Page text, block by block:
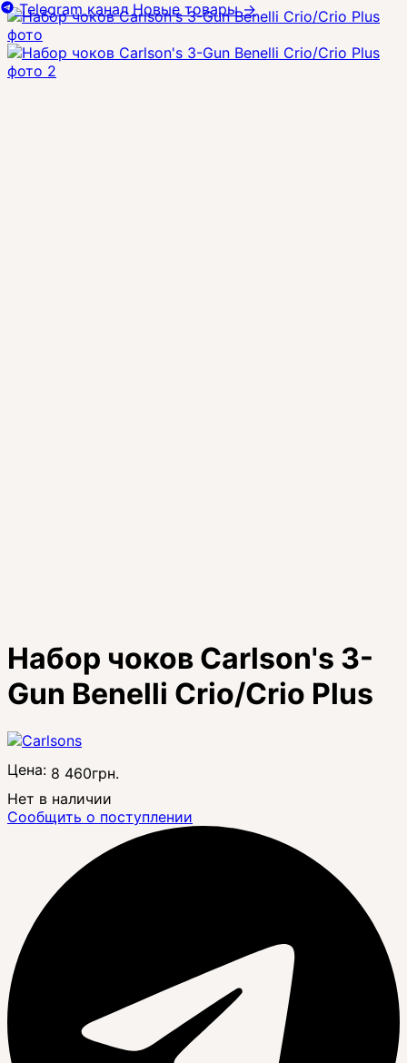
Набор чоков Carlson's 3-
Gun Benelli Crio/Crio Plus
Цена: 8 460грн.
Нет в наличии
Сообщить о поступлении
Telegram канал Новые товары→